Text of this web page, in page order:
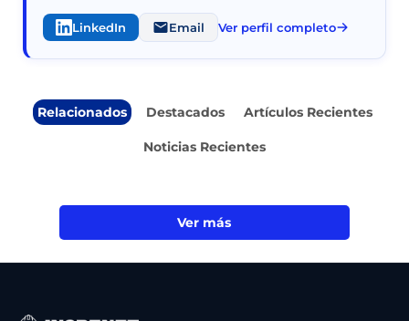
LinkedIn Email Ver perfil completo
Relacionados Destacados Artículos Recientes
Noticias Recientes
Ver más